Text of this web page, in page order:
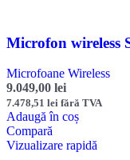
Microfon wireless
Microfoane Wireless
9.049,00 lei
7.478,51 lei fără TVA
Adaugă în coș
Compară
Vizualizare rapidă